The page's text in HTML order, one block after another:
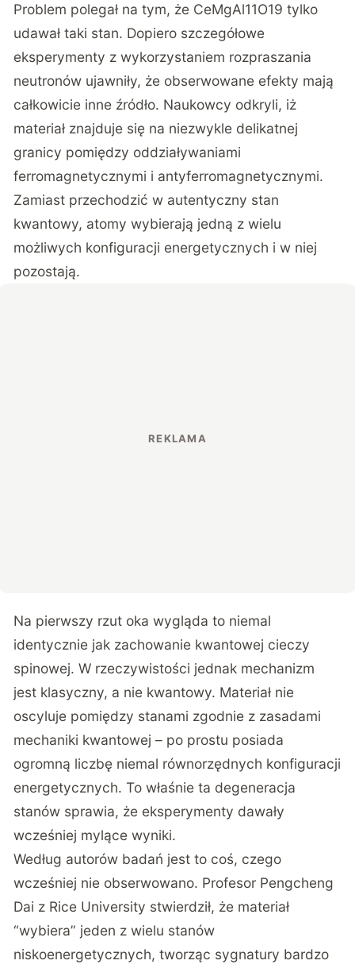
Problem polegał na tym, że CeMgAl11O19 tylko
udawał taki stan. Dopiero szczegółowe
eksperymenty z wykorzystaniem rozpraszania
neutronów ujawniły, że obserwowane efekty mają
całkowicie inne źródło. Naukowcy odkryli, iż
materiał znajduje się na niezwykle delikatnej
granicy pomiędzy oddziaływaniami
ferromagnetycznymi i antyferromagnetycznymi.
Zamiast przechodzić w autentyczny stan
kwantowy, atomy wybierają jedną z wielu
możliwych konfiguracji energetycznych i w niej
pozostają.
Na pierwszy rzut oka wygląda to niemal
identycznie jak zachowanie kwantowej cieczy
spinowej. W rzeczywistości jednak mechanizm
jest klasyczny, a nie kwantowy. Materiał nie
oscyluje pomiędzy stanami zgodnie z zasadami
mechaniki kwantowej – po prostu posiada
ogromną liczbę niemal równorzędnych konfiguracji
energetycznych. To właśnie ta degeneracja
stanów sprawia, że eksperymenty dawały
wcześniej mylące wyniki.
Według autorów badań jest to coś, czego
wcześniej nie obserwowano. Profesor Pengcheng
Dai z Rice University stwierdził, że materiał
“wybiera” jeden z wielu stanów
niskoenergetycznych, tworząc sygnatury bardzo